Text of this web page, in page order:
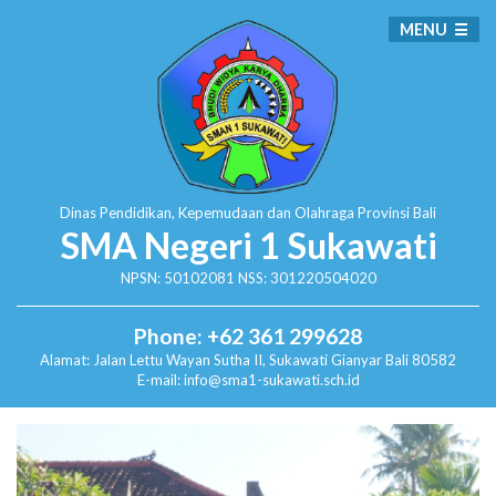
Dinas Pendidikan, Kepemudaan dan Olahraga Provinsi Bali
SMA Negeri 1 Sukawati
NPSN: 50102081 NSS: 301220504020
Phone: +62 361 299628
Alamat: Jalan Lettu Wayan Sutha II, SukawatiGianyar Bali 80582
E-mail: info@sma1-sukawati.sch.id
MENU